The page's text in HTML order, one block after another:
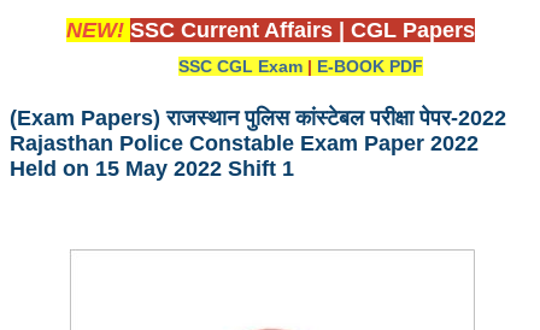
Home
Exam Calendar
PDF NOTES
NEW! SSC Current Affairs CGL Papers
SSC CGL Exam | E-BOOK PDF
(Exam Papers) राजस्थान पुलिस कांस्टेबल परीक्षा पेपर-2022
Rajasthan Police Constable Exam Paper 2022
Held on 15 May 2022 Shift 1